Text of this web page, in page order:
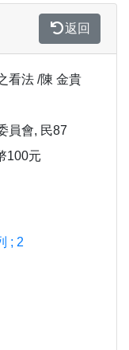
返回
看法 /陳 金貴
員會, 民87
100元
; 2